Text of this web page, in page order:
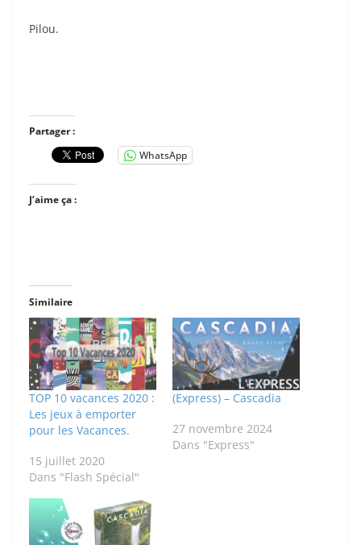
Pilou.
Partager :
WhatsApp
J’aime ça :
Similaire
TOP 10 vacances 2020 :
Les jeux à emporter
pour les Vacances.
15 juillet 2020
Dans "Flash Spécial"
(Express) – Cascadia
27 novembre 2024
Dans "Express"